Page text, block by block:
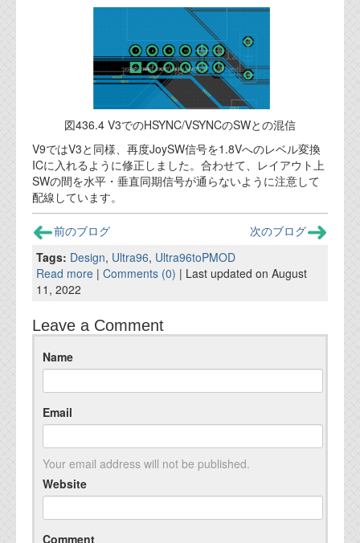
図436.4 V3でのHSYNC/VSYNCのSWとの混信
V9ではV3と同様、再度JoySW信号を1.8Vへのレベル変換
ICに入れるように修正しました。合わせて、レイアウト上
SWの間を水平・垂直同期信号が通らないように注意して
配線しています。
前のブログ
次のブログ
Tags: Design, Ultra96, Ultra96toPMOD
Read more | Comments (0) | Last updated on August
11, 2022
Leave a Comment
Name
Email
Your email address will not be published.
Website
Comment